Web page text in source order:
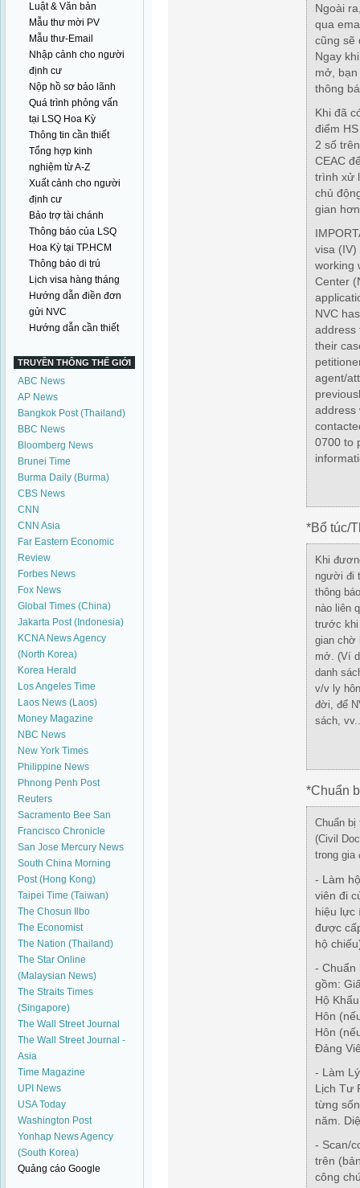
Luật & Văn bản
Mẫu thư mời PV
Mẫu thư-Email
Nhập cảnh cho người
định cư
Nộp hồ sơ bảo lãnh
Quá trình phỏng vấn
tại LSQ Hoa Kỳ
Thông tin cần thiết
Tổng hợp kinh
nghiệm từ A-Z
Xuất cảnh cho người
định cư
Bảo trợ tài chánh
Thông báo của LSQ
Hoa Kỳ tại TP.HCM
Thông báo di trú
Lịch visa hàng tháng
Hướng dẫn điền đơn
gửi NVC
Hướng dẫn cần thiết
TRUYỀN THÔNG THẾ GIỚI
ABC News
AP News
Bangkok Post (Thailand)
BBC News
Bloomberg News
Brunei Time
Burma Daily (Burma)
CBS News
CNN
CNN Asia
Far Eastern Economic
Review
Forbes News
Fox News
Global Times (China)
Jakarta Post (Indonesia)
KCNA News Agency
(North Korea)
Korea Herald
Los Angeles Time
Laos News (Laos)
Money Magazine
NBC News
New York Times
Philippine News
Phnong Penh Post
Reuters
Sacramento Bee San
Francisco Chronicle
San Jose Mercury News
South China Morning
Post (Hong Kong)
Taipei Time (Taiwan)
The Chosun Ilbo
The Economist
The Nation (Thailand)
The Star Online
(Malaysian News)
The Straits Times
(Singapore)
The Wall Street Journal
The Wall Street Journal -
Asia
Time Magazine
UPI News
USA Today
Washington Post
Yonhap News Agency
(South Korea)
Quảng cáo Google
Ngoài
qua
cũng sẽ
Ngay
mở,
thông
Khi đã
điểm
2 số
CEAC
trình xử
chủ
gian
visa (IV)
working
Center
NVC
address
their
agent/
address
0700 to
*Bổ túc/
Khi
người đi
thông
nào liên
trước khi
gian chờ
mở. (Ví
danh
v/v ly
đời, để
sách,
*Chuẩn
Chuẩn
(Civil
trong gia
- Làm
viên đi
hiệu lực
được
hộ
- Chuẩn
gồm:
Hộ
Hôn
Hôn
Đảng
- Làm
Lịch Tư
từng
năm.
- Scan/
trên
công